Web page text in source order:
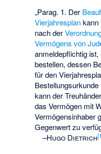
„Parag. 1. Der
Vierjahresplankann
nach der
Vermögens von
anmeldepflichtig ist,
bestellen, dessen
für den
kann der
das Vermögen mit
Vermögensinhaber
Gegenwert zu
–Hugo Dietrich[